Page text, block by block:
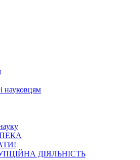
науковцям
ДІЯЛЬНІСТЬ